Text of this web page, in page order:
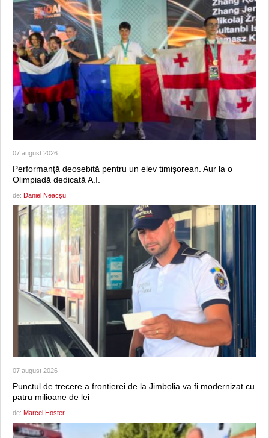
07 august 2026
Performanță deosebită pentru un elev timișorean. Aur la o
Olimpiadă dedicată A.I.
de: Daniel Neacșu
07 august 2026
Punctul de trecere a frontierei de la Jimbolia va fi modernizat cu
patru milioane de lei
de: Marcel Hoster